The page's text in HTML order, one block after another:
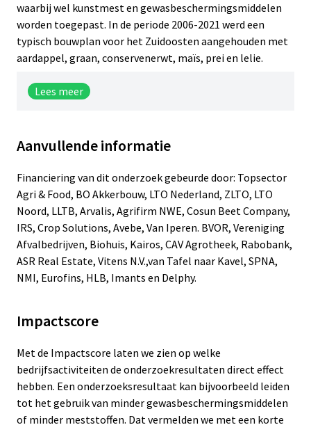
waarbij wel kunstmest en gewasbeschermingsmiddelen
worden toegepast. In de periode 2006-2021 werd een
typisch bouwplan voor het Zuidoosten aangehouden met
aardappel, graan, conservenerwt, maïs, prei en lelie.
Lees meer
De bodemmaatregelen
De diverse bodemmaatregelen betroffen: zwarte
braak (onbehandelde controle), teelt gras/klaver,
teelt Tagetes, teelt groenbemestermengsel
(Horrido), toepassing compost (50 ton/ha),
toepassing chitine (10 ton/ha), toepassing haarmeel
(7 ton/ha), anaerobe grondontsmetting (met 50
ton/ha vers gras), natte grondontsmetting met
grondontsmetting (met 50 ton/ha vers gras) +
afgekort als AHC.
De maatregelen zijn ten tijde van het meetjaar (2021)
driemaal uitgevoerd (in 2006, 2009 en 2018). In het
voorjaar van 2021 is de bodem uitgebreid bemonsterd
Aanvullende informatie
Financiering van dit onderzoek gebeurde door: Topsector
Agri & Food, BO Akkerbouw, LTO Nederland, ZLTO, LTO
Noord, LLTB, Arvalis, Agrifirm NWE, Cosun Beet Company,
IRS, Crop Solutions, Avebe, Van Iperen. BVOR, Vereniging
Afvalbedrijven, Biohuis, Kairos, CAV Agrotheek, Rabobank,
ASR Real Estate, Vitens N.V.,van Tafel naar Kavel, SPNA,
NMI, Eurofins, HLB, Imants en Delphy.
Impactscore
Met de Impactscore laten we zien op welke
bedrijfsactiviteiten de onderzoekresultaten direct effect
hebben. Een onderzoeksresultaat kan bijvoorbeeld leiden
tot het gebruik van minder gewasbeschermingsmiddelen
of minder meststoffen. Dat vermelden we met een korte